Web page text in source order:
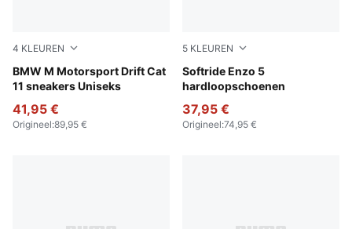
4 KLEUREN
BMW M Motorsport Drift Cat
11 sneakers Uniseks
PUMA Black-PUMA White
41,95 €
Origineel:89,95 €
5 KLEUREN
Softride Enzo 5
hardloopschoenen
PUMA Black-Cool Dark Gray
37,95 €
Origineel:74,95 €